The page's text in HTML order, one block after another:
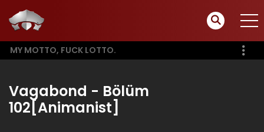
MY MOTTO, FUCK LOTTO.
Vagabond - Bölüm
102[Animanist]